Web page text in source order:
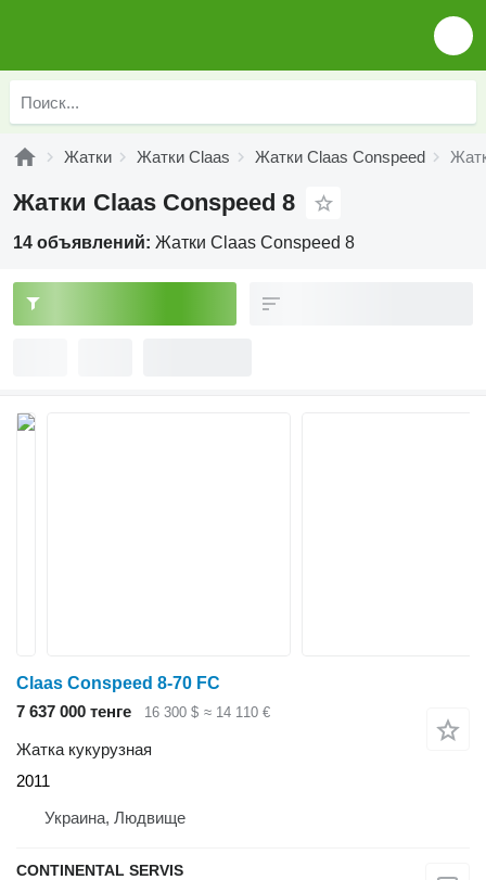
Жатки Жатки Claas Жатки Claas Conspeed
Жатки Claas Conspeed 8
14 объявлений: Жатки Claas Conspeed 8
Claas Conspeed 8-70 FC
7 637 000 тенге
16 300 $ ≈ 14 110 €
Жатка кукурузная
2011
Украина, Людвище
CONTINENTAL SERVIS